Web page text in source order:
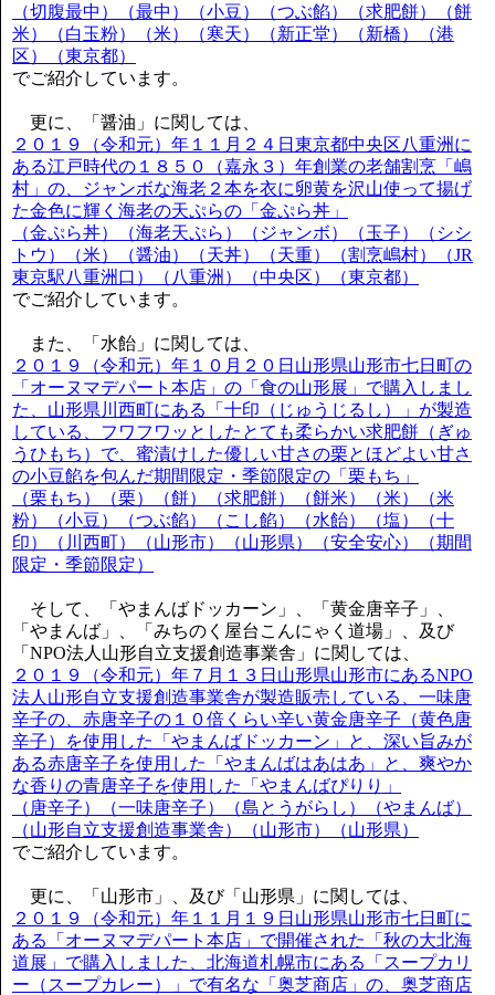
（切腹最中）（最中）（小豆）（つぶ餡）（求肥餅）（餅
米）（白玉粉）（米）（寒天）（新正堂）（新橋）（港
区）（東京都）
でご紹介しています。
更に、「醤油」に関しては、
２０１９（令和元）年１１月２４日東京都中央区八重洲に
ある江戸時代の１８５０（嘉永３）年創業の老舗割烹「嶋
村」の、ジャンボな海老２本を衣に卵黄を沢山使って揚げ
た金色に輝く海老の天ぷらの「金ぷら丼」
（金ぷら丼）（海老天ぷら）（ジャンボ）（玉子）（シシ
トウ）（米）（醤油）（天丼）（天重）（割烹嶋村）（JR
東京駅八重洲口）（八重洲）（中央区）（東京都）
でご紹介しています。
また、「水飴」に関しては、
２０１９（令和元）年１０月２０日山形県山形市七日町の
「オーヌマデパート本店」の「食の山形展」で購入しまし
た、山形県川西町にある「十印（じゅうじるし）」が製造
している、フワフワッとしたとても柔らかい求肥餅（ぎゅ
うひもち）で、蜜漬けした優しい甘さの栗とほどよい甘さ
の小豆餡を包んだ期間限定・季節限定の「栗もち」
（栗もち）（栗）（餅）（求肥餅）（餅米）（米）（米
粉）（小豆）（つぶ餡）（こし餡）（水飴）（塩）（十
印）（川西町）（山形市）（山形県）（安全安心）（期間
限定・季節限定）
そして、「やまんばドッカーン」、「黄金唐辛子」、
「やまんば」、「みちのく屋台こんにゃく道場」、及び
「NPO法人山形自立支援創造事業舎」に関しては、
２０１９（令和元）年７月１３日山形県山形市にあるNPO
法人山形自立支援創造事業舎が製造販売している、一味唐
辛子の、赤唐辛子の１０倍くらい辛い黄金唐辛子（黄色唐
辛子）を使用した「やまんばドッカーン」と、深い旨みが
ある赤唐辛子を使用した「やまんばはあはあ」と、爽やか
な香りの青唐辛子を使用した「やまんばぴりり」
（唐辛子）（一味唐辛子）（島とうがらし）（やまんば）
（山形自立支援創造事業舎）（山形市）（山形県）
でご紹介しています。
更に、「山形市」、及び「山形県」に関しては、
２０１９（令和元）年１１月１９日山形県山形市七日町に
ある「オーヌマデパート本店」で開催された「秋の大北海
道展」で購入しました、北海道札幌市にある「スープカリ
ー（スープカレー）」で有名な「奥芝商店」の、奥芝商店